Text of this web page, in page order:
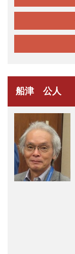
船津 公人